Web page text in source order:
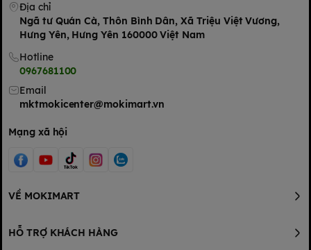
Địa chỉ
Ngã tư Quán Cà, Thôn Bình Dân, Xã Triệu Việt Vương,
Hưng Yên, Hưng Yên 160000 Việt Nam
Hotline
0967681100
Email
mktmokicenter@mokimart.vn
Mạng xã hội
VỀ MOKIMART
HỖ TRỢ KHÁCH HÀNG